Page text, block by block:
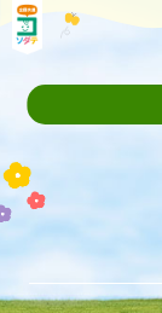
ニ
し
て
本